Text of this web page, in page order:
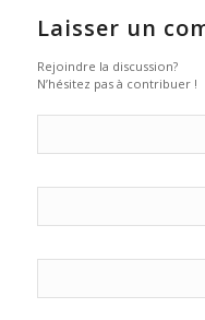
Laisser un
Rejoindre la discussion?
N’hésitez pas à contribuer !